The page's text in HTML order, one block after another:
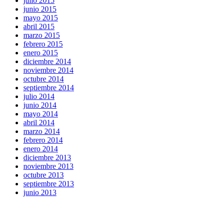
junio 2015
mayo 2015
abril 2015
marzo 2015
febrero 2015
enero 2015
diciembre 2014
noviembre 2014
octubre 2014
septiembre 2014
julio 2014
junio 2014
mayo 2014
abril 2014
marzo 2014
febrero 2014
enero 2014
diciembre 2013
noviembre 2013
octubre 2013
septiembre 2013
junio 2013